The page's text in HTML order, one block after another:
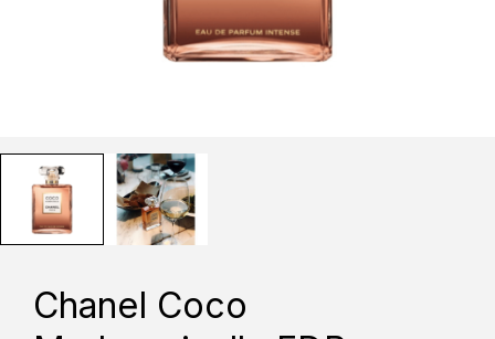
Chanel Coco